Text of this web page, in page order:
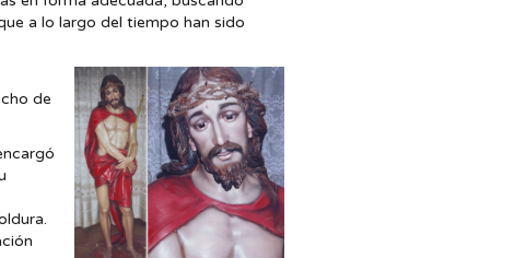
a lo largo del tiempo han sido
de